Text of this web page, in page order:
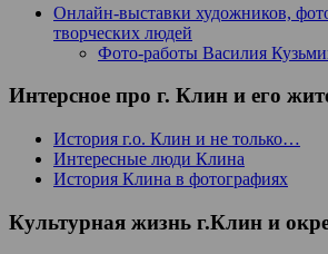
Онлайн-выставки художников,
творческих людей
Фото-работы Василия
Интерсное про г. Клин и его
История г.о. Клин и не только…
Интересные люди Клина
История Клина в фотографиях
Культурная жизнь г.Клин и